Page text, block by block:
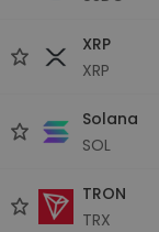
XRP
XRP
Solana
SOL
TRON
TRX